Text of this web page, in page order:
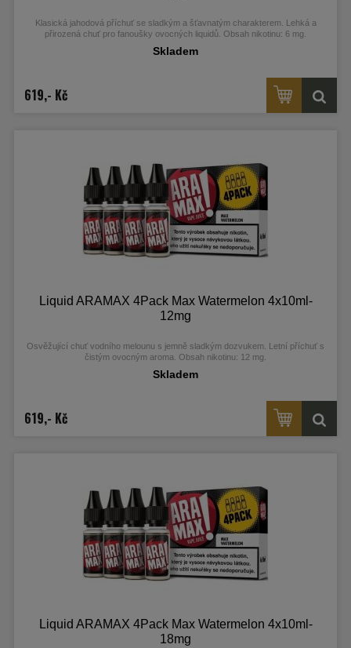
Klasická jahodová příchuť se sladkým a šťavnatým charakterem. Lehká a
přirozená chuť pro fanoušky ovocných liquidů. Obsah nikotinu: 6 mg.
Skladem
619,- Kč
Liquid ARAMAX 4Pack Max Watermelon 4x10ml-
12mg
Osvěžující chuť vodního melounu s jemně sladkým dozvukem. Letní příchuť s
čistým ovocným aroma. Obsah nikotinu: 12 mg.
Skladem
619,- Kč
Liquid ARAMAX 4Pack Max Watermelon 4x10ml-
18mg